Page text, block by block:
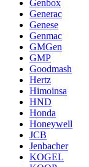
Genbox
Generac
Genese
Genmac
GMGen
GMP
Goodmash
Hertz
Himoinsa
HND
Honda
Honeywell
JCB
Jenbacher
KOGEL